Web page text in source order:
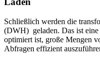
Schließlich werden die
(DWH) geladen. Das ist eine
optimiert ist, große Mengen
Abfragen effizient